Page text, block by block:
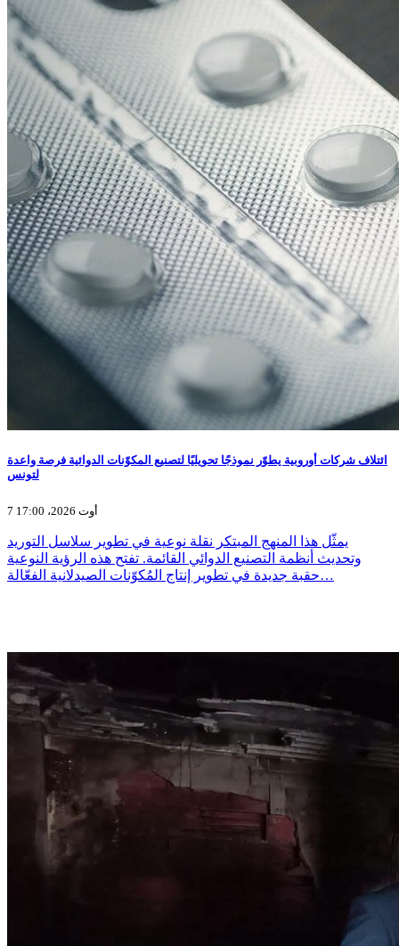
ائتلاف شركات أوروبية يطوّر نموذجًا تحويليًا لتصنيع المكوّنات الدوائية فرصة واعدة
لتونس
7 أوت 2026، 17:00
يمثّل هذا المنهج المبتكر نقلة نوعية في تطوير سلاسل التوريد
وتحديث أنظمة التصنيع الدوائي القائمة. تفتح هذه الرؤية النوعية
حقبة جديدة في تطوير إنتاج المُكوّنات الصيدلانية الفعّالة…